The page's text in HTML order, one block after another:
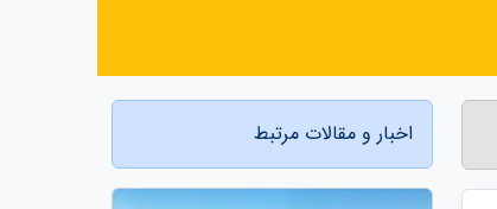
اخبار و مقالات مرتبط